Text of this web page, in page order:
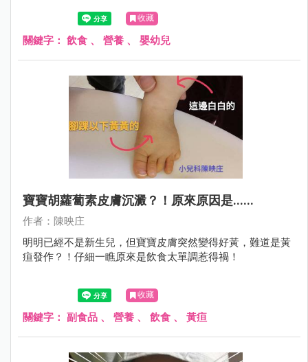
收藏
關鍵字： 飲食 、 營養 、 嬰幼兒
寶寶胡蘿蔔素皮膚沉澱？！原來原因是......
作者：陳映庄
明明已經不是新生兒，但寶寶皮膚突然變得好黃，難道是黃
疸發作？！仔細一瞧原來是飲食太單調惹得禍！
收藏
關鍵字： 副食品 、 營養 、 飲食 、 黃疸